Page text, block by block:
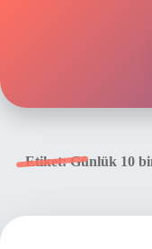
Etiket:Günlük 10